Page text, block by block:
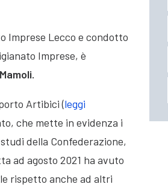
Imprese Lecco e condotto
Imprese, è
Artibici (leggi
che mette in evidenza i
della Confederazione,
ad agosto 2021 ha avuto
rispetto anche ad altri